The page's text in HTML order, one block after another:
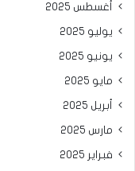
أغسطس 2025
يوليو 2025
يونيو 2025
مايو 2025
أبريل 2025
مارس 2025
فبراير 2025